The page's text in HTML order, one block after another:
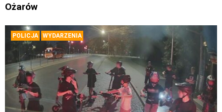
Ożarów
POLICJA WYDARZENIA